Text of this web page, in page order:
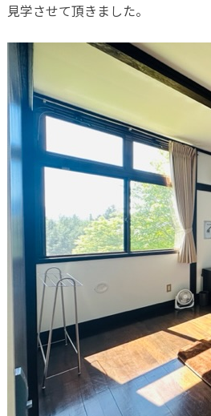
見学させて頂きました。